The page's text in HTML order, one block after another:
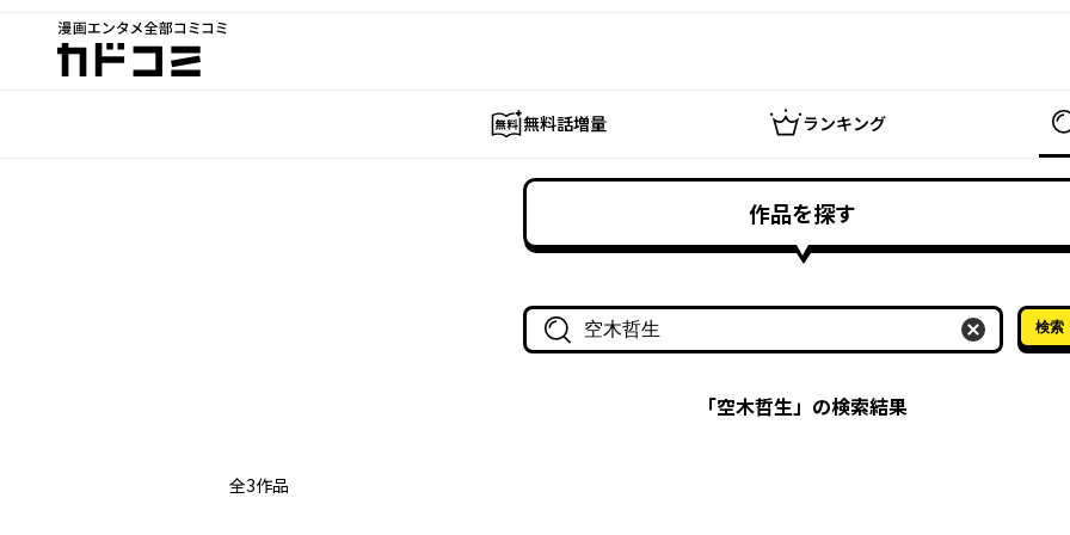
漫画エンタメ全部コミコミ
カドコミ
無料話増量 ランキング
作品を探す
作品名・作家名で探す
検索
「空木哲生」の検索結果
全3作品